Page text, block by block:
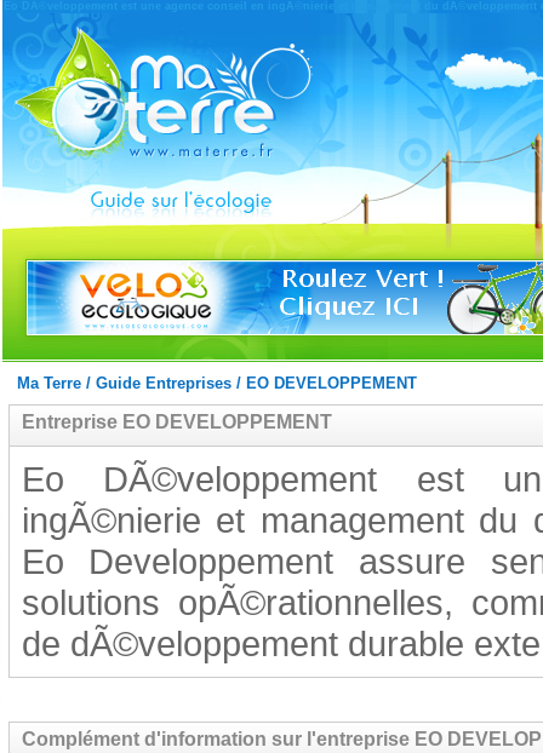
Eo DÃ©veloppement est une agence conseil en ingÃ©nierie et management du
Ma Terre/ Guide Entreprises/ EO DEVELOPPEMENT
Entreprise EO DEVELOPPEMENT
Eo DÃ©veloppement est
ingÃ©nierie et management du
Eo Developpement assure
solutions opÃ©rationnelles,
de dÃ©veloppement durable
Complément d'information sur l'entreprise EO